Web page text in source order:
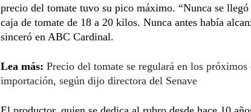
precio del tomate tuvo su pico máximo. “Nunca se
caja de tomate de 18 a 20 kilos. Nunca antes había
sinceró en ABC Cardinal.
Lea más: Precio del tomate se regulará en los
importación, según dijo directora del Senave